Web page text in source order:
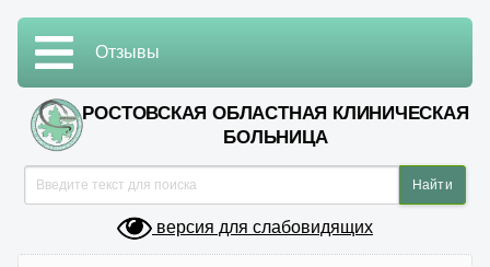
РОСТОВСКАЯ ОБЛАСТНАЯ КЛИНИЧЕСКАЯ
БОЛЬНИЦА
версия для слабовидящих
Отзывы